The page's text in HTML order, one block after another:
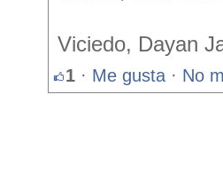
Viciedo, Dayan
1 · Me gusta · No